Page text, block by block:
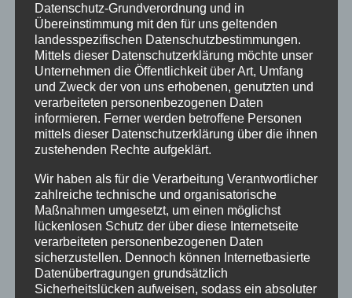
E-Mail-Adresse*
Datenschutz-Grundverordnung und in
Übereinstimmung mit den für uns geltenden
landesspezifischen Datenschutzbestimmungen.
Mittels dieser Datenschutzerklärung möchte unser
Unternehmen die Öffentlichkeit über Art, Umfang
und Zweck der von uns erhobenen, genutzten und
verarbeiteten personenbezogenen Daten
informieren. Ferner werden betroffene Personen
mittels dieser Datenschutzerklärung über die ihnen
zustehenden Rechte aufgeklärt.
Wir haben als für die Verarbeitung Verantwortlicher
zahlreiche technische und organisatorische
Maßnahmen umgesetzt, um einen möglichst
lückenlosen Schutz der über diese Internetseite
verarbeiteten personenbezogenen Daten
sicherzustellen. Dennoch können Internetbasierte
Datenübertragungen grundsätzlich
Sicherheitslücken aufweisen, sodass ein absoluter